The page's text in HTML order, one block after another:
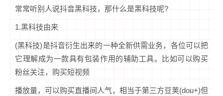
常常听别人说抖音黑科技，那什么是黑科技呢?
1.黑科技由来
(黑科技)是抖音衍生出来的一种全新供需业务，各位可以把
它理解成为一款具有包装作用的辅助工具。比如可以购买
粉丝关注，购买短视频
播放量，可以购买直播间人气，相当于第三方豆荚(dou+)但